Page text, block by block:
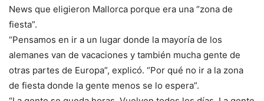
News que eligieron Mallorca porque era una “zona de
fiesta”.
“Pensamos en ir a un lugar donde la mayoría de los
alemanes van de vacaciones y también mucha gente de
otras partes de Europa”, explicó. “Por qué no ir a la zona
de fiesta donde la gente menos se lo espera”.